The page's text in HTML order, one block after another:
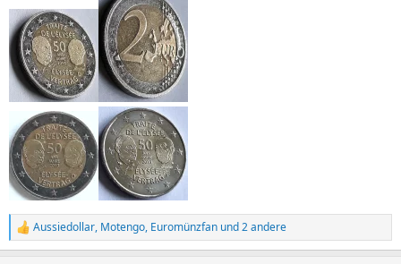
R
e
Aussiedollar, Motengo, Euromünzfan und 2 andere